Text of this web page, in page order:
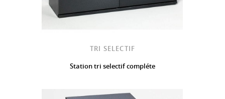
TRI SELECTIF
Station tri selectif compléte